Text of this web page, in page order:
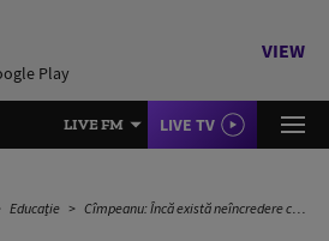
Play
VIEW
LIVE FM LIVE TV
Educație Cîmpeanu: Încă există neîncredere că vom reuși să avem corectare informatizată la Evaluare de la anul. Eu spun că vom reuși și vom avea